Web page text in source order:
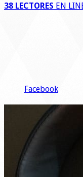
38 LECTORES EN
Facebook